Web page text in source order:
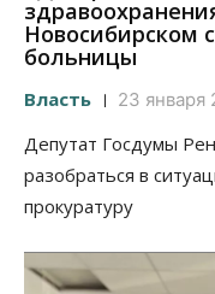
Новосибирском
больницы
Власть 23 января
Депутат Госдумы
разобраться в
прокуратуру